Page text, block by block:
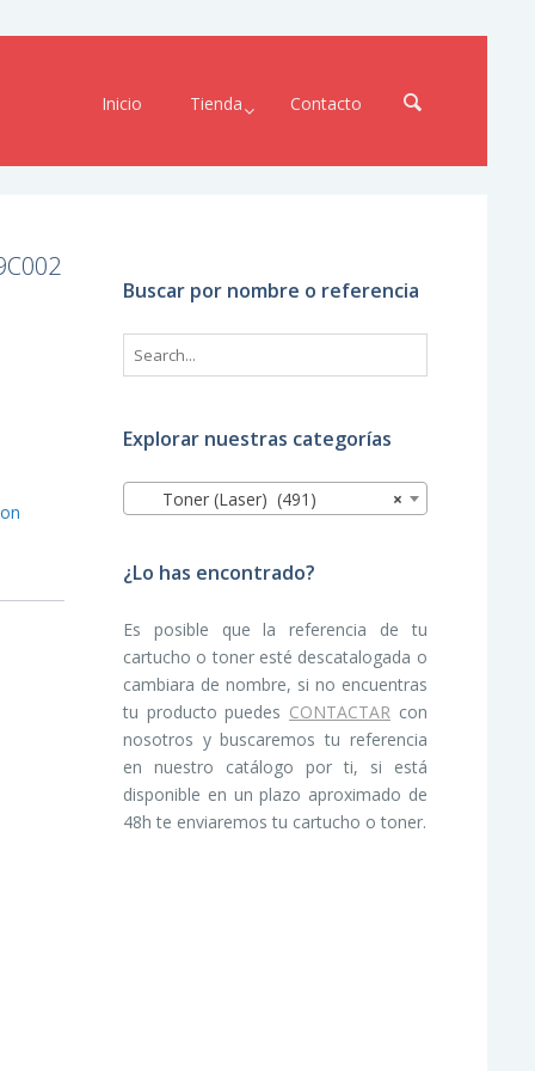
Inicio Tienda Contacto
Buscar por nombre o referencia
Explorar nuestras categorías
×
Toner (Laser) (491)
¿Lo has encontrado?
Es posible que la referencia de tu
cartucho o toner esté descatalogada o
cambiara de nombre, si no encuentras
tu producto puedes CONTACTAR con
nosotros y buscaremos tu referencia
en nuestro catálogo por ti, si está
disponible en un plazo aproximado de
48h te enviaremos tu cartucho o toner.